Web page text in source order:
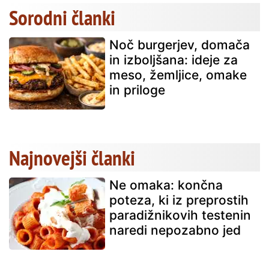
Sorodni članki
Noč burgerjev, domača
in izboljšana: ideje za
meso, žemljice, omake
in priloge
Najnovejši članki
Ne omaka: končna
poteza, ki iz preprostih
paradižnikovih testenin
naredi nepozabno jed